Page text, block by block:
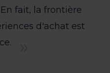
fait, la frontière
d'achat est